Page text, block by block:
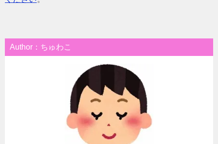
Author：ちゅわこ